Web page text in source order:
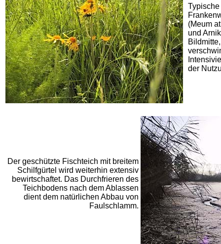
Typische
(Meum
und
der
Der geschützte Fischteich mit breitem
Schilfgürtel wird weiterhin extensiv
bewirtschaftet. Das Durchfrieren des
Teichbodens nach dem Ablassen
dient dem natürlichen Abbau von
Faulschlamm.